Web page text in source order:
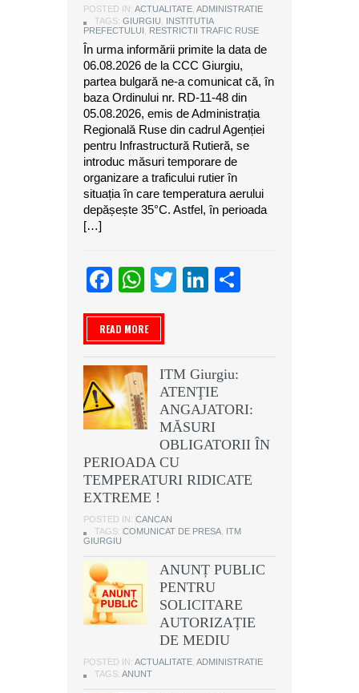
POSTED IN: ACTUALITATE ADMINISTRATIE
TAGS: GIURGIU
INSTITUTIA
PREFECTULUI
RESTRICTII TRAFIC RUSE
În urma informării primite la data de
06.08.2026 de la CCC Giurgiu,
partea bulgară ne-a comunicat că, în
baza Ordinului nr. RD-11-48 din
05.08.2026, emis de Administrația
Regională Ruse din cadrul Agenției
pentru Infrastructură Rutieră, se
introduc măsuri temporare de
organizare a traficului rutier în
situația în care temperatura aerului
depășește 35°C. Astfel, în perioada
[…]
Facebook
WhatsApp
TwitterLinkedIn
READ MORE
ITM Giurgiu:
ATENŢIE
ANGAJATORI:
MĂSURI
OBLIGATORII ÎN
PERIOADA CU
TEMPERATURI RIDICATE
EXTREME !
POSTED IN: CANCAN
TAGS: COMUNICAT DE PRESA ITM
GIURGIU
ANUNȚ PUBLIC
PENTRU
SOLICITARE
AUTORIZAȚIE
DE MEDIU
POSTED IN: ACTUALITATE ADMINISTRATIE
TAGS: ANUNT